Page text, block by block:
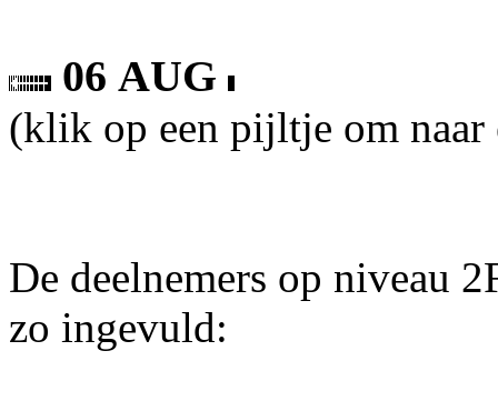
06 AUG
(klik op een pijltje om naar
De deelnemers op niveau
zo ingevuld: